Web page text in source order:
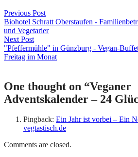
Previous Post
Biohotel Schratt Oberstaufen -
und Vegetarier
Next Post
"Pfeffermühle" in Günzburg - Vegan-
Freitag im Monat
One thought on “Veganer
Adventskalender – 24
Pingback: Ein Jahr ist vorbei – Ein
vegtastisch.de
Comments are closed.